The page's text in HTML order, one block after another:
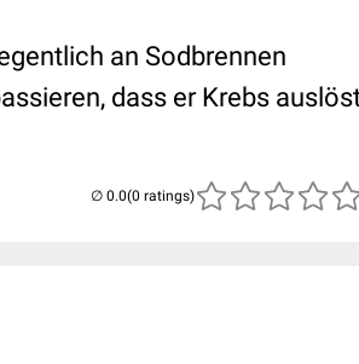
an Sodbrennen
dass er Krebs
(0 ratings)